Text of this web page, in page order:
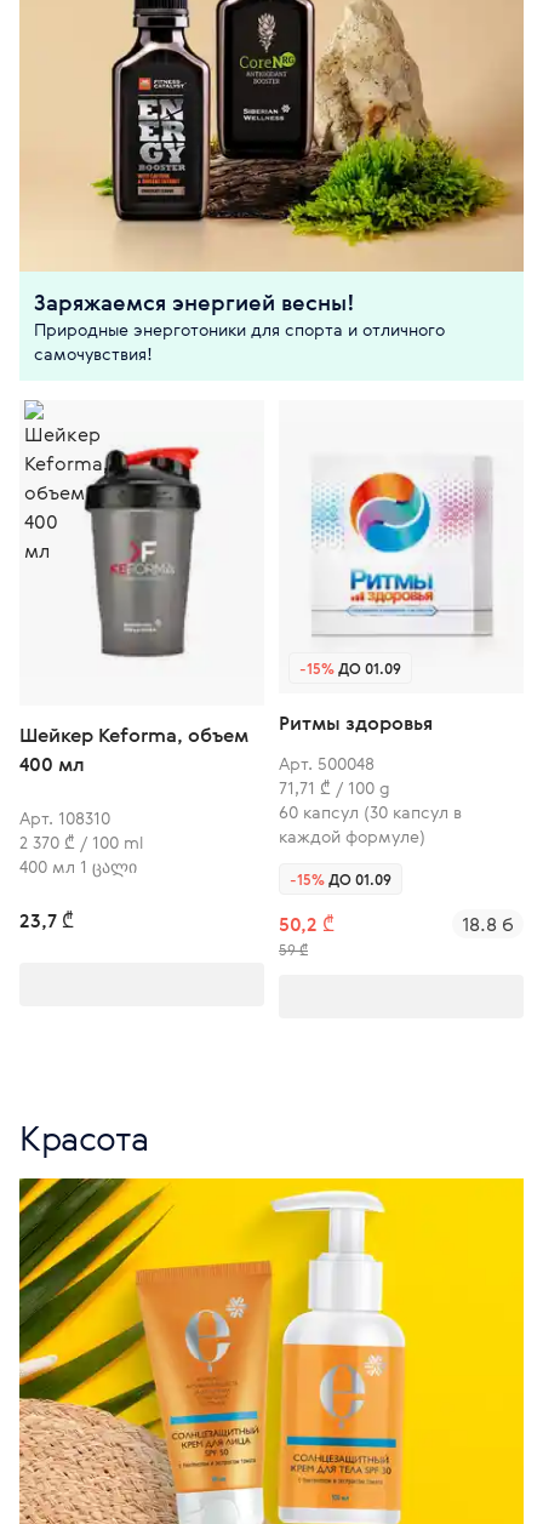
Заряжаемся энергией весны!
Природные энерготоники для спорта и отличного
самочувствия!
Шейкер Keforma, объем
400 мл
Арт. 108310
2 370 ₾ / 100 ml
400 мл 1 ცალი
23,7 ₾
-15%ДО 01.09
Ритмы здоровья
Арт. 500048
71,71 ₾ / 100 g
60 капсул (30 капсул в
каждой формуле)
-15%ДО 01.09
50,2 ₾
59 ₾
18.8 б
Красота